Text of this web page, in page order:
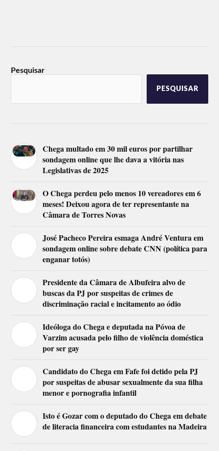
Pesquisar
PESQUISAR
Chega multado em 30 mil euros por partilhar
sondagem online que lhe dava a vitória nas
Legislativas de 2025
O Chega perdeu pelo menos 10 vereadores em 6
meses! Deixou agora de ter representante na
Câmara de Torres Novas
José Pacheco Pereira esmaga André Ventura em
sondagem online sobre debate CNN (política para
enganar totós)
Presidente da Câmara de Albufeira alvo de
buscas da PJ por suspeitas de crimes de
discriminação racial e incitamento ao ódio
Ideóloga do Chega e deputada na Póvoa de
Varzim acusada pelo filho de violência doméstica
por ser gay
Candidato do Chega em Fafe foi detido pela PJ
por suspeitas de abusar sexualmente da sua filha
menor e pornografia infantil
Isto é Gozar com o deputado do Chega em debate
de literacia financeira com estudantes na Madeira